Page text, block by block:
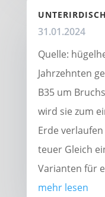
31.01.2024
Quelle:
Jahrzehnten
B35 um
wird sie zum
Erde
teuer Gleich
Varianten für
mehr lesen